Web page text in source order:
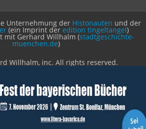
Unternehmung der Histonauten und der
(ein Imprint der edition tingeltangel)
mit Gerhard Willhalm (stadtgeschichte-
muenchen.de)
Willhalm, inc. All rights reserved.